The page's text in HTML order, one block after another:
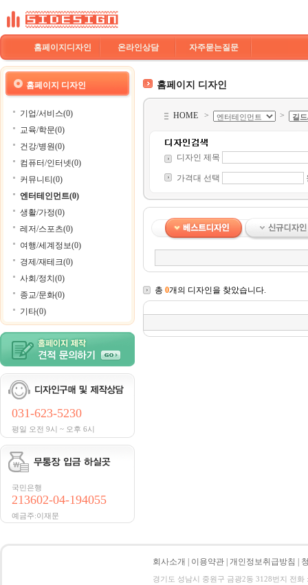
홈페이지디자인 온라인상담 자주묻는질문
홈페이지 디자인
기업/서비스(0)
교육/학문(0)
건강/병원(0)
컴퓨터/인터넷(0)
커뮤니티(0)
엔터테인먼트(0)
생활/가정(0)
레저/스포츠(0)
여행/세계정보(0)
경제/재테크(0)
사회/정치(0)
종교/문화(0)
기타(0)
031-623-5230
평일 오전 9시 ~ 오후 6시
국민은행
213602-04-194055
예금주:이재문
홈페이지 디자인
HOME > >
디자인 제목
가격대 선택
총 0개의 디자인을 찾았습니다.
회사소개 이용약관 개인정보취급방침
경기도 성남시 중원구 금광2동 3128번지 전